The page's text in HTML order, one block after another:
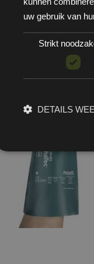
uw gebruik van
Strikt
DETAILS